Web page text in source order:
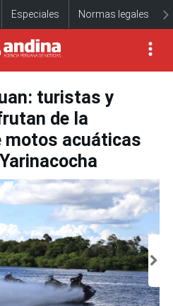
Especiales Normas legales
turistas y
de la
motos acuáticas